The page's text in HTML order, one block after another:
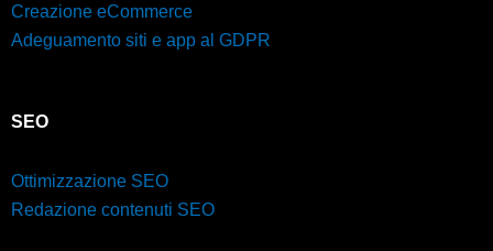
Creazione eCommerce
Adeguamento siti e app al GDPR
SEO
Ottimizzazione SEO
Redazione contenuti SEO